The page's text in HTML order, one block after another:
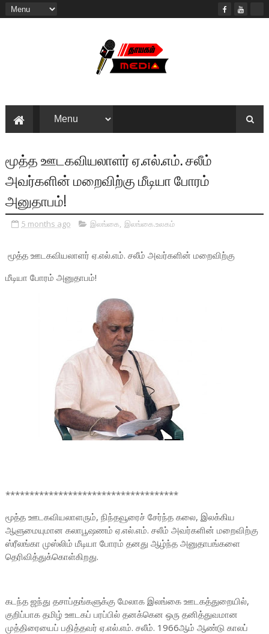
மூத்த ஊடகவியலாளர் ஏ.எல்.எம். சலீம்
அவர்களின் மறைவிற்கு மீடியா போரம்
அனுதாபம்!
5 months ago இலங்கை, இலங்கை.உலகம்
மூத்த ஊடகவியலாளர் ஏ.எல்.எம். சலீம் அவர்களின் மறைவிற்கு
மீடியா போரம் அனுதாபம்!
************************************
மூத்த ஊடகவியலாளரும், நிந்தவூரைச் சேர்ந்த கலை, இலக்கிய
ஆளுமையுமான கலாபூஷணம் ஏ.எல்.எம். சலீம் அவர்களின் மறைவிற்கு
ஸ்ரீலங்கா முஸ்லிம் மீடியா போரம் தனது ஆழ்ந்த அனுதாபங்களை
தெரிவித்துக்கொள்கிறது.
கடந்த ஜந்து தசாப்தங்களுக்கு மேலாக இலங்கை ஊடகத்துறையில்,
குறிப்பாக தமிழ் ஊடகப் பரப்பில் தனக்கென ஒரு தனித்துவமான
முத்திரையைப் பதித்தவர் ஏ.எல்.எம். சலீம். 1966ஆம் ஆண்டு காலப்